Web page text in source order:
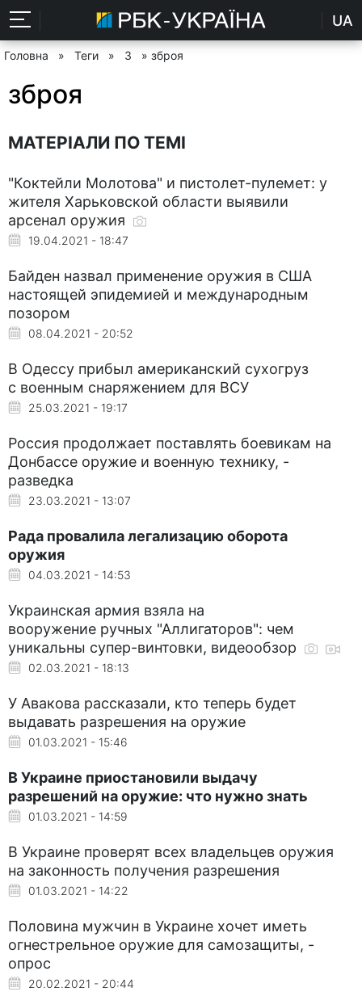
UA
Головна » Теги » З » зброя
зброя
МАТЕРІАЛИ ПО ТЕМІ
"Коктейли Молотова" и пистолет-пулемет: у
жителя Харьковской области выявили
арсенал оружия
19.04.2021 - 18:47
Байден назвал применение оружия в США
настоящей эпидемией и международным
позором
08.04.2021 - 20:52
В Одессу прибыл американский сухогруз
с военным снаряжением для ВСУ
25.03.2021 - 19:17
Россия продолжает поставлять боевикам на
Донбассе оружие и военную технику, -
разведка
23.03.2021 - 13:07
Рада провалила легализацию оборота
оружия
04.03.2021 - 14:53
Украинская армия взяла на
вооружение ручных "Аллигаторов": чем
уникальны супер-винтовки, видеообзор
02.03.2021 - 18:13
У Авакова рассказали, кто теперь будет
выдавать разрешения на оружие
01.03.2021 - 15:46
В Украине приостановили выдачу
разрешений на оружие: что нужно знать
01.03.2021 - 14:59
В Украине проверят всех владельцев оружия
на законность получения разрешения
01.03.2021 - 14:22
Половина мужчин в Украине хочет иметь
огнестрельное оружие для самозащиты, -
опрос
20.02.2021 - 20:44